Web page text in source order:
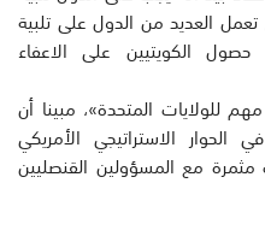
العديد من الدول على تلبية
الكويتيين على الاعفاء
للولايات المتحدة»، مبينا أن
الاستراتيجي الأمريكي
مع المسؤولين القنصليين